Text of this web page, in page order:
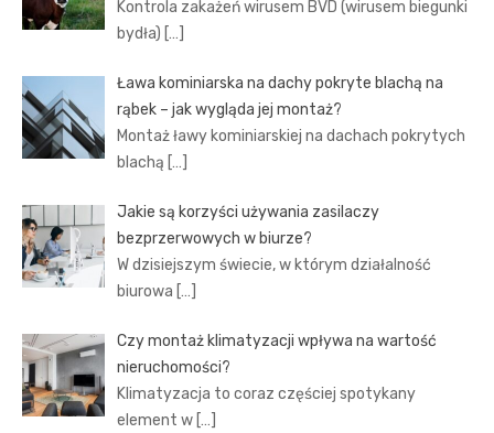
Kontrola zakażeń wirusem BVD (wirusem biegunki
bydła) […]
Ława kominiarska na dachy pokryte blachą na
rąbek – jak wygląda jej montaż?
Montaż ławy kominiarskiej na dachach pokrytych
blachą […]
Jakie są korzyści używania zasilaczy
bezprzerwowych w biurze?
W dzisiejszym świecie, w którym działalność
biurowa […]
Czy montaż klimatyzacji wpływa na wartość
nieruchomości?
Klimatyzacja to coraz częściej spotykany
element w […]